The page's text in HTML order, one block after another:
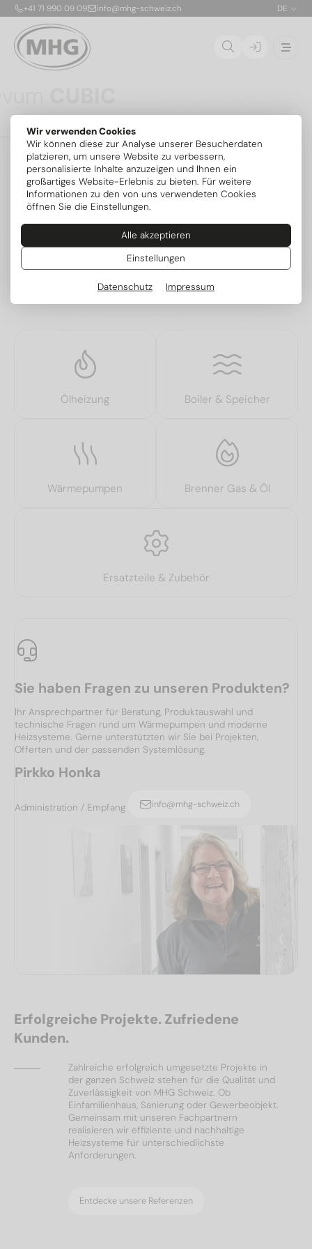
Wir verwenden Cookies
Wir können diese zur Analyse unserer Besucherdaten
platzieren, um unsere Website zu verbessern,
personalisierte Inhalte anzuzeigen und Ihnen ein
großartiges Website-Erlebnis zu bieten. Für weitere
Informationen zu den von uns verwendeten Cookies
öffnen Sie die Einstellungen.
Alle akzeptieren
Einstellungen
Datenschutz Impressum
+41 71 990 09 09 info@mhg-schweiz.ch DE
Die CUBIC ist die erste patentierte, stapelbare
Propan-Solewärmepumpe für die Aufstellung im
Gebäude. Dank nur 150 g Kältemittel R290 pro Modul
ist die sichere Innenaufstellung bis 54 kW ohne
zusätzliche Sicherheitsvorrichtungen möglich. Die
flexibel kombinierbaren Module mit je 6,8 kW lassen
sich exakt an den Bedarf anpassen und später
erweitern – mit serienmässig integrierter aktiver
Mehr zum Serienstart Weitere Modelle
Beliebte Kategorien
Ölheizung Boiler & Speicher
Wärmepumpen Brenner Gas & Öl
Ersatzteile & Zubehör
Sie haben Fragen zu unseren Produkten?
Ihr Ansprechpartner für Beratung, Produktauswahl und
technische Fragen rund um Wärmepumpen und moderne
Heizsysteme. Gerne unterstützten wir Sie bei Projekten,
Offerten und der passenden Systemlösung.
Pirkko Honka
Administration / Empfang info@mhg-schweiz.ch
Erfolgreiche Projekte. Zufriedene
Kunden.
Zahlreiche erfolgreich umgesetzte Projekte in
der ganzen Schweiz stehen für die Qualität und
Zuverlässigkeit von MHG Schweiz. Ob
Einfamilienhaus, Sanierung oder Gewerbeobjekt.
Gemeinsam mit unseren Fachpartnern
realisieren wir effiziente und nachhaltige
Heizsysteme für unterschiedlichste
Anforderungen.
Entdecke unsere Referenzen